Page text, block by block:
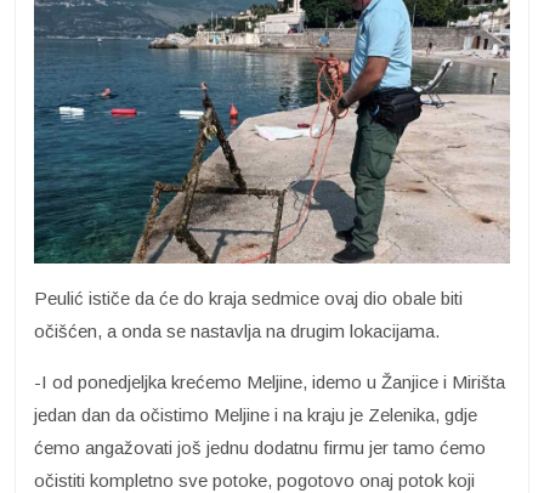
Peulić ističe da će do kraja sedmice ovaj dio obale biti
očišćen, a onda se nastavlja na drugim lokacijama.
-I od ponedjeljka krećemo Meljine, idemo u Žanjice i Mirišta
jedan dan da očistimo Meljine i na kraju je Zelenika, gdje
ćemo angažovati još jednu dodatnu firmu jer tamo ćemo
očistiti kompletno sve potoke, pogotovo onaj potok koji